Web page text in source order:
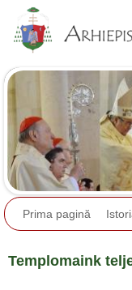
Prima pagină
Templomaink